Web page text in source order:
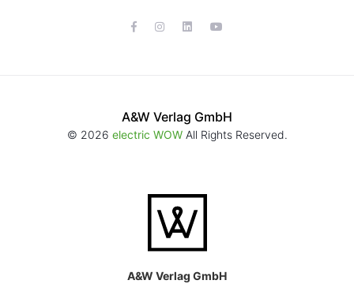
A&W Verlag GmbH
© 2026 electric WOWAll Rights Reserved.
A&W Verlag GmbH